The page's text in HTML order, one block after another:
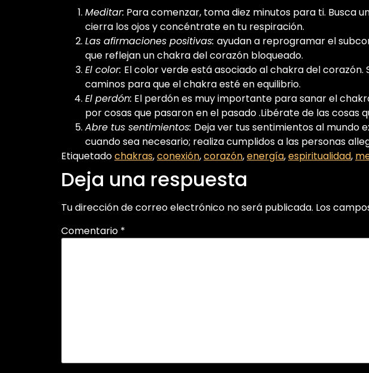
Meditar: Para comenzar, toma diez minutos para ti. Busca
cierra los ojos y concéntrate en tu respiración.
Las afirmaciones positivas: ayudan a reprogramar el
que reflejan un chakra del corazón bloqueado.
El color: El color verde está asociado al chakra del
caminos para que el chakra esté en equilibrio.
El perdón: El perdón es muy importante para sanar el
por cosas que pasaron en el pasado .Libérate de las cosas
Abre tus sentimientos: Deja ver tus sentimientos al mundo
cuando sea necesario; realiza cumplidos a las personas
Etiquetadochakras,conexión,corazón,energía,espiritualidad,
Deja una respuesta
Tu dirección de correo electrónico no será publicada. Los
Comentario *